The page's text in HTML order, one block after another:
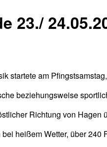
23./
startete am
beziehungsweise
Richtung von
heißem Wetter, über